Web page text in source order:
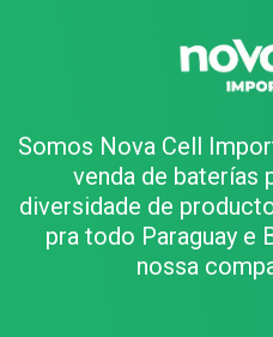
Somos Nova Cell
venda de baterías
diversidade de
pra todo Paraguay e
nossa